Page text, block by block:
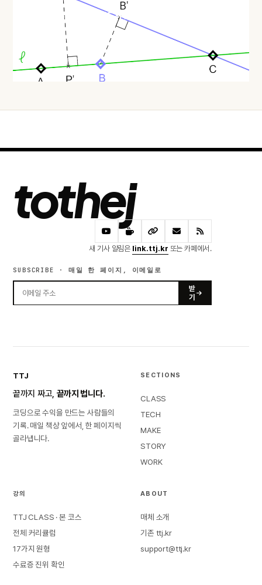
두 점만 지나는 직선은 반드시 있다: 실베스터–갈라이 정리와 극
오늘 · 43 READS
tothej
새 기사 알림은 link.ttj.kr 또는 카페에서.
SUBSCRIBE · 매일 한 페이지, 이메일로
받
기
TTJ
끝까지 짜고, 끝까지 법니다.
코딩으로 수익을 만드는 사람들의
기록. 매일 책상 앞에서, 한 페이지씩
골라냅니다.
SECTIONS
CLASS
TECH
MAKE
STORY
WORK
강의
TTJ CLASS · 본 코스
전체 커리큘럼
17가지 원형
수료증 진위 확인
ABOUT
매체 소개
기존 ttj.kr
support@ttj.kr